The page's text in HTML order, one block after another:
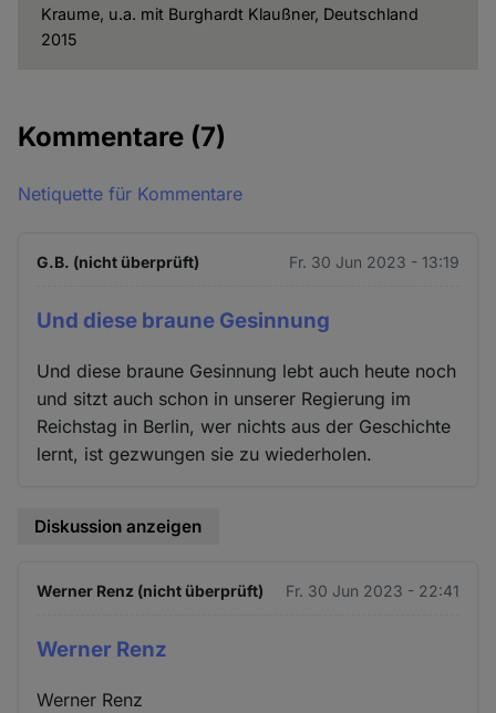
Kraume, u.a. mit Burghardt Klaußner, Deutschland
2015
Kommentare (7)
Netiquette für Kommentare
G.B. (nicht überprüft) Fr. 30 Jun 2023 - 13:19
Und diese braune Gesinnung
Und diese braune Gesinnung lebt auch heute noch
und sitzt auch schon in unserer Regierung im
Reichstag in Berlin, wer nichts aus der Geschichte
lernt, ist gezwungen sie zu wiederholen.
Diskussion anzeigen
Werner Renz (nicht überprüft) Fr. 30 Jun 2023 - 22:41
Werner Renz
Werner Renz